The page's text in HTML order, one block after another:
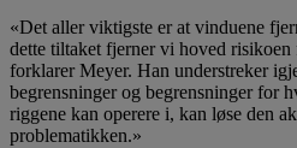
«Det aller viktigste er at vinduene
dette tiltaket fjerner vi hoved
forklarer Meyer. Han understreker
begrensninger og begrensninger for
riggene kan operere i, kan løse den
problematikken.»